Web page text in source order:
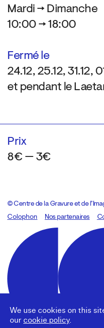
We use cookies on this
our cookie policy.
Mardi → Dimanche
10:00 → 18:00
Fermé le
24.12, 25.12, 31.12,
et pendant le
Prix
8€ — 3€
© Centre de la Gravure et de
Colophon
Design:Marcel Kaczmarek, code:
Nos partenaires